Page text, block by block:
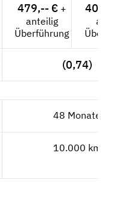
479,-- €+
anteilig
Überführung
402,52
(0,74)
48 Monate
10.000 km